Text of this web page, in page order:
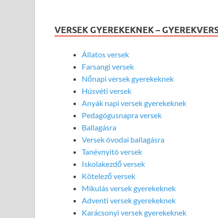
VERSEK GYEREKEKNEK –
Állatos versek
Farsangi versek
Nőnapi versek gyerekeknek
Húsvéti versek
Anyák napi versek gyerekeknek
Pedagógusnapra versek
Ballagásra
Versek óvodai ballagásra
Tanévnyitó versek
Iskolakezdő versek
Kötelező versek
Mikulás versek gyerekeknek
Adventi versek gyerekeknek
Karácsonyi versek gyerekeknek